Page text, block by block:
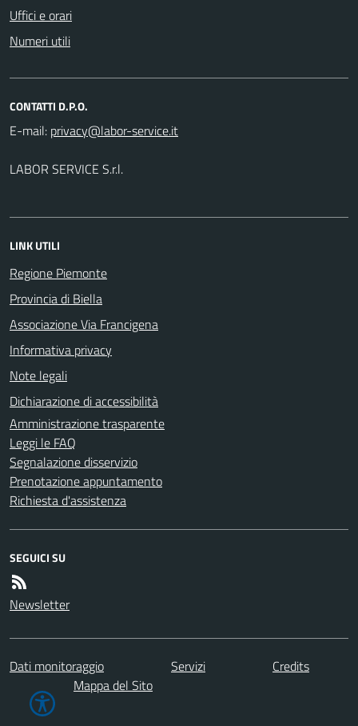
Uffici e orari
Numeri utili
CONTATTI D.P.O.
E-mail:
LABOR SERVICE S.r.l.
LINK UTILI
Regione Piemonte
Provincia di Biella
Associazione Via Francigena
Informativa privacy
Note legali
Dichiarazione di accessibilità
Amministrazione trasparente
Leggi le FAQ
Segnalazione disservizio
Prenotazione appuntamento
Richiesta d'assistenza
SEGUICI SU
Newsletter
Dati monitoraggio Servizi
Credits
Mappa del Sito